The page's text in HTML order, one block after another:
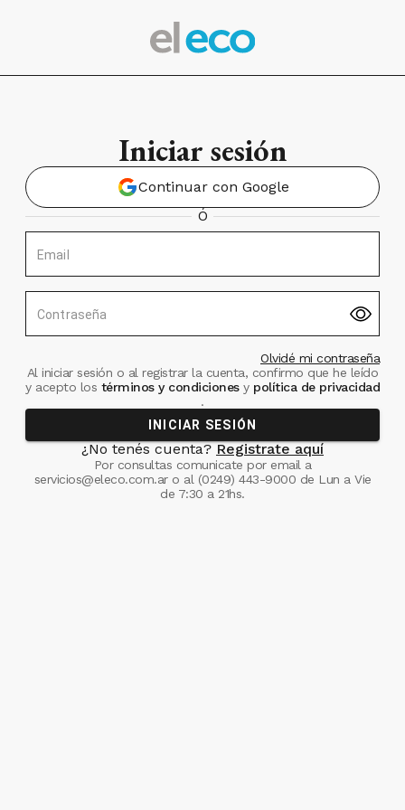
Iniciar sesión
Continuar con Google
Ó
Email
Contraseña
Olvidé mi contraseña
Al iniciar sesión o al registrar la cuenta, confirmo que he leído
y acepto los términos y condiciones ypolítica de privacidad
.
INICIAR SESIÓN
¿No tenés cuenta? Registrate aquí
Por consultas comunicate por email a
servicios@eleco.com.aro al (0249) 443-9000 de Lun a Vie
de 7:30 a 21hs.